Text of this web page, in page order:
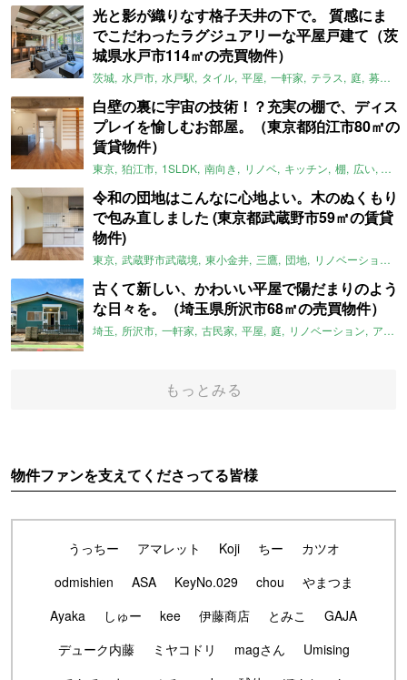
光と影が織りなす格子天井の下で。 質感にま
でこだわったラグジュアリーな平屋戸建て（茨
城県水戸市114㎡の売買物件）
茨城 水戸市 水戸駅 タイル 平屋 一軒家 テラス 庭 募集中
白壁の裏に宇宙の技術！？充実の棚で、ディス
プレイを愉しむお部屋。（東京都狛江市80㎡の
賃貸物件）
東京 狛江市 1SLDK 南向き リノベ キッチン 棚 広い ガイ
令和の団地はこんなに心地よい。木のぬくもり
で包み直しました (東京都武蔵野市59㎡の賃貸
物件)
東京 武蔵野市武蔵境 東小金井 三鷹 団地 リノベーション
古くて新しい、かわいい平屋で陽だまりのよう
な日々を。（埼玉県所沢市68㎡の売買物件）
埼玉 所沢市 一軒家 古民家 平屋 庭 リノベーション アメリカンハウス
もっとみる
物件ファンを支えてくださってる皆様
うっちー アマレット Koji ちー
カツオ
odmishien
ASA KeyNo.029 chou
やまつま
Ayaka
しゅー kee 伊藤商店 とみこ
GAJA
デューク内藤
ミヤコドリ magさん
Umising